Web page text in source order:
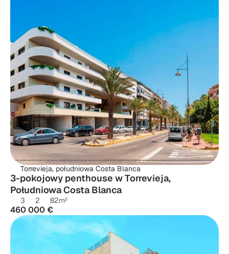
Torrevieja, południowa Costa Blanca
3-pokojowy penthouse w Torrevieja,
Południowa Costa Blanca
3 2 82m²
460 000 €